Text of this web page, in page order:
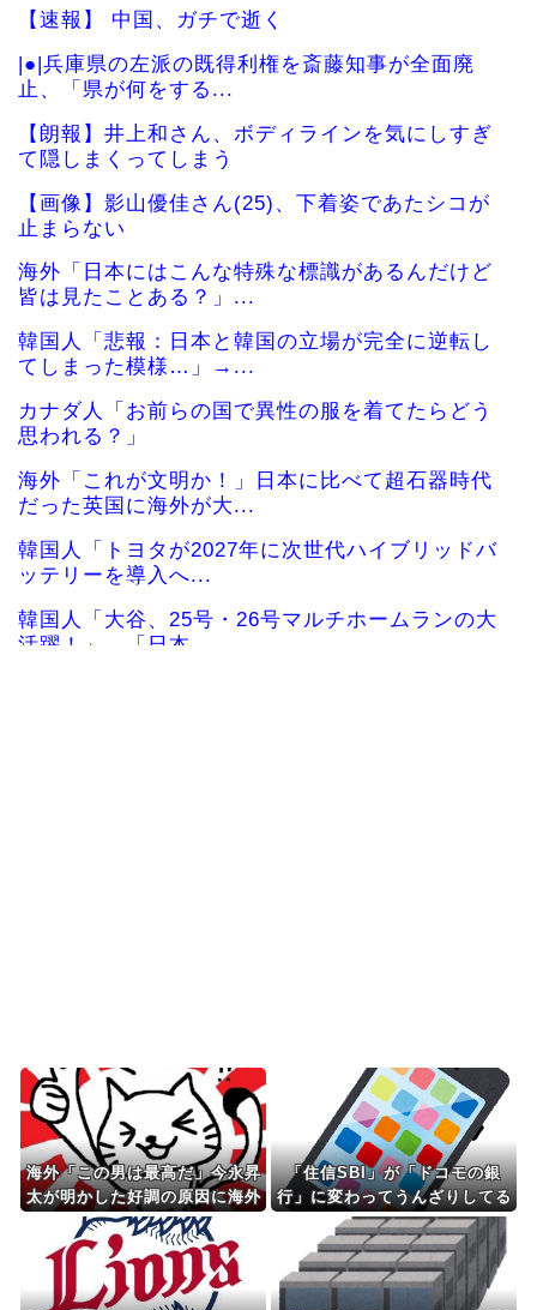
【速報】 中国、ガチで逝く
|●|兵庫県の左派の既得利権を斎藤知事が全面廃
止、「県が何をする...
【朗報】井上和さん、ボディラインを気にしすぎ
て隠しまくってしまう
【画像】影山優佳さん(25)、下着姿であたシコが
止まらない
海外「日本にはこんな特殊な標識があるんだけど
皆は見たことある？」...
韓国人「悲報：日本と韓国の立場が完全に逆転し
てしまった模様…」→...
カナダ人「お前らの国で異性の服を着てたらどう
思われる？」
海外「これが文明か！」日本に比べて超石器時代
だった英国に海外が大...
韓国人「トヨタが2027年に次世代ハイブリッドバ
ッテリーを導入へ...
韓国人「大谷、25号・26号マルチホームランの大
活躍！」→「日本...
Powered by livedoor 相互RSS
海外「この男は最高だ」今永昇
太が明かした好調の原因に海外
大騒ぎ！（海外の反応）
「住信SBI」が「ドコモの銀
行」に変わってうんざりしてる
やつw w w